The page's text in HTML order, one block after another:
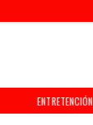
ENTRETENCIÓN